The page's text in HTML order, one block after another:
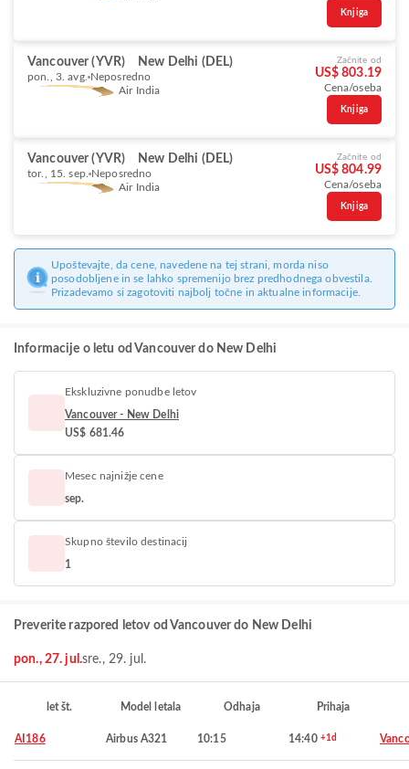
Knjiga
Vancouver (YVR) New Delhi (DEL)
pon., 3. avg. Neposredno
Air India
Začnite od
US$ 803.19
Cena/oseba
Knjiga
Vancouver (YVR) New Delhi (DEL)
tor., 15. sep. Neposredno
Air India
Začnite od
US$ 804.99
Cena/oseba
Knjiga
Upoštevajte, da cene, navedene na tej strani, morda niso
posodobljene in se lahko spremenijo brez predhodnega obvestila.
Prizadevamo si zagotoviti najbolj točne in aktualne informacije.
Informacije o letu od Vancouver do New Delhi
Ekskluzivne ponudbe letov
Vancouver - New Delhi
US$ 681.46
Mesec najnižje cene
sep.
Skupno število destinacij
1
Preverite razpored letov od Vancouver do New Delhi
pon., 27. jul.sre., 29. jul.
let št. Model letala Odhaja Prihaja
AI186 Airbus A321 10:15 14:40 +1d